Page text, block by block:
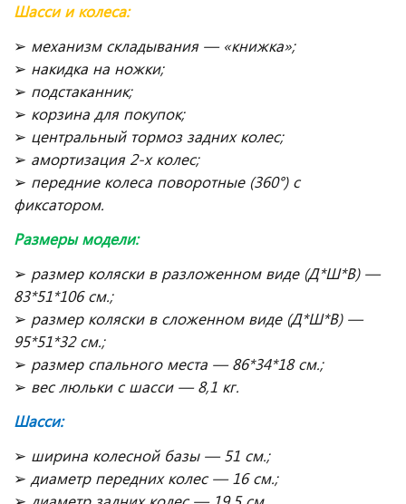
Шасси и колеса:
➢ механизм складывания — «книжка»;
➢ накидка на ножки;
➢ подстаканник;
➢ корзина для покупок;
➢ центральный тормоз задних колес;
➢ амортизация 2-х колес;
➢ передние колеса поворотные (360°) с
фиксатором.
Размеры модели:
➢ размер коляски в разложенном виде (Д*Ш*В) —
83*51*106 см.;
➢ размер коляски в сложенном виде (Д*Ш*В) —
95*51*32 см.;
➢ размер спального места — 86*34*18 см.;
➢ вес люльки с шасси — 8,1 кг.
Шасси:
➢ ширина колесной базы — 51 см.;
➢ диаметр передних колес — 16 см.;